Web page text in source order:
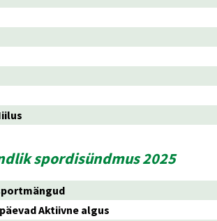
spordisündmus 2025
Aktiivne algus